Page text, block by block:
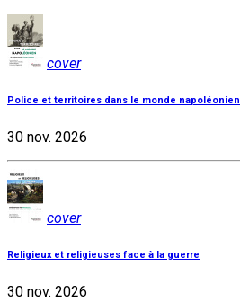
cover
Police et territoires dans le monde napoléonien
30 nov. 2026
cover
Religieux et religieuses face à la guerre
30 nov. 2026